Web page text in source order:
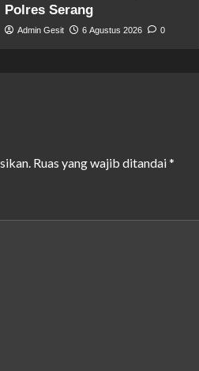
Polres Serang
Admin Gesit 6 Agustus 2026 0
Ruas yang wajib ditandai*